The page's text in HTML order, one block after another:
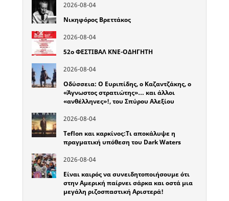
2026-08-04
Νικηφόρος Βρεττάκος
2026-08-04
52o ΦΕΣΤΙΒΑΛ ΚΝΕ-ΟΔΗΓΗΤΗ
2026-08-04
Οδύσσεια: Ο Ευριπίδης, ο Καζαντζάκης, ο
«Άγνωστος στρατιώτης»… και άλλοι
«ανθέλληνες»!, του Σπύρου Αλεξίου
2026-08-04
Teflon και καρκίνος:Τι αποκάλυψε η
πραγματική υπόθεση του Dark Waters
2026-08-04
Είναι καιρός να συνειδητοποιήσουμε ότι
στην Αμερική παίρνει σάρκα και οστά μια
μεγάλη ριζοσπαστική Αριστερά!